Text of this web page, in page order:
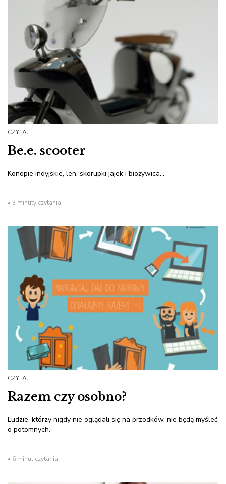
CZYTAJ
Be.e. scooter
Konopie indyjskie, len, skorupki jajek i biożywica…
• 3 minuty czytania
CZYTAJ
Razem czy osobno?
Ludzie, którzy nigdy nie oglądali się na przodków, nie będą myśleć
o potomnych.
• 6 minut czytania